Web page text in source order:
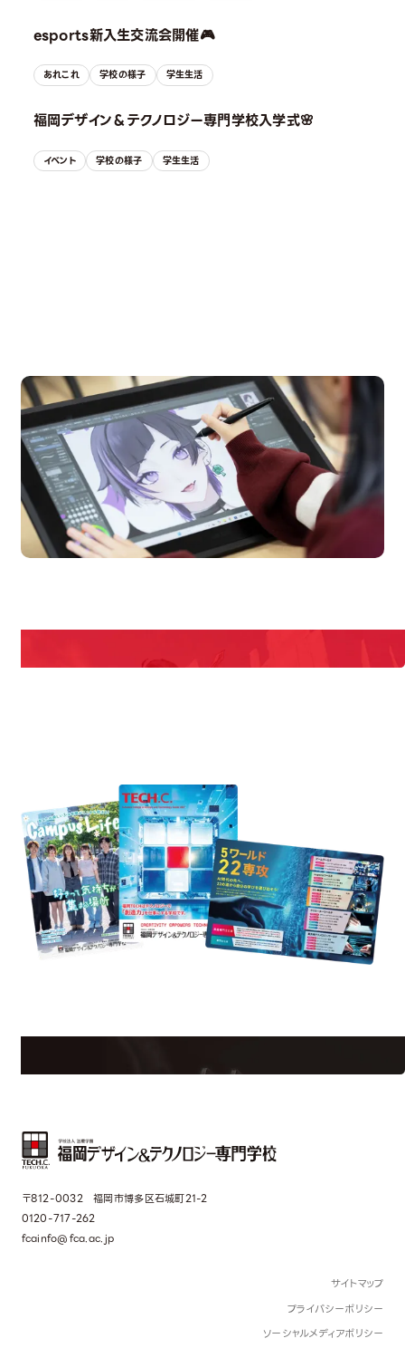
esports新入生交流会開催🎮
あれこれ 学校の様子 学生生活
福岡デザイン＆テクノロジー専門学校入学式🌸
イベント 学校の様子 学生生活
Campus
Information
〒812-0032 福岡市博多区石城町21-2
0120-717-262
fcainfo@fca.ac.jp
サイトマップ
プライバシーポリシー
ソーシャルメディアポリシー